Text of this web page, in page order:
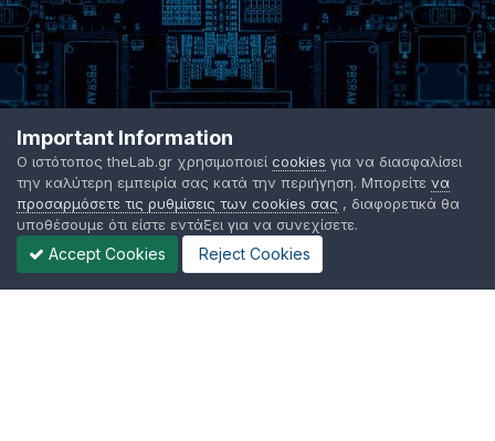
Important Information
Ο ιστότοπος theLab.gr χρησιμοποιεί cookies για να διασφαλίσει
την καλύτερη εμπειρία σας κατά την περιήγηση. Μπορείτε να
προσαρμόσετε τις ρυθμίσεις των cookies σας , διαφορετικά θα
υποθέσουμε ότι είστε εντάξει για να συνεχίσετε.
Accept Cookies Reject Cookies